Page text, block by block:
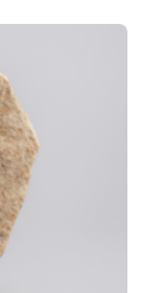
Ralf Erdmann
bislang
des
für die
ist. Die